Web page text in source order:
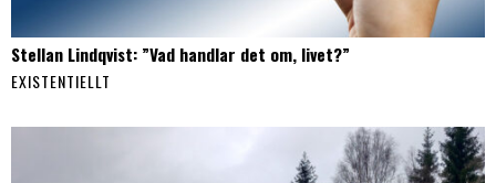
Stellan Lindqvist: ”Vad handlar det om, livet?”
EXISTENTIELLT